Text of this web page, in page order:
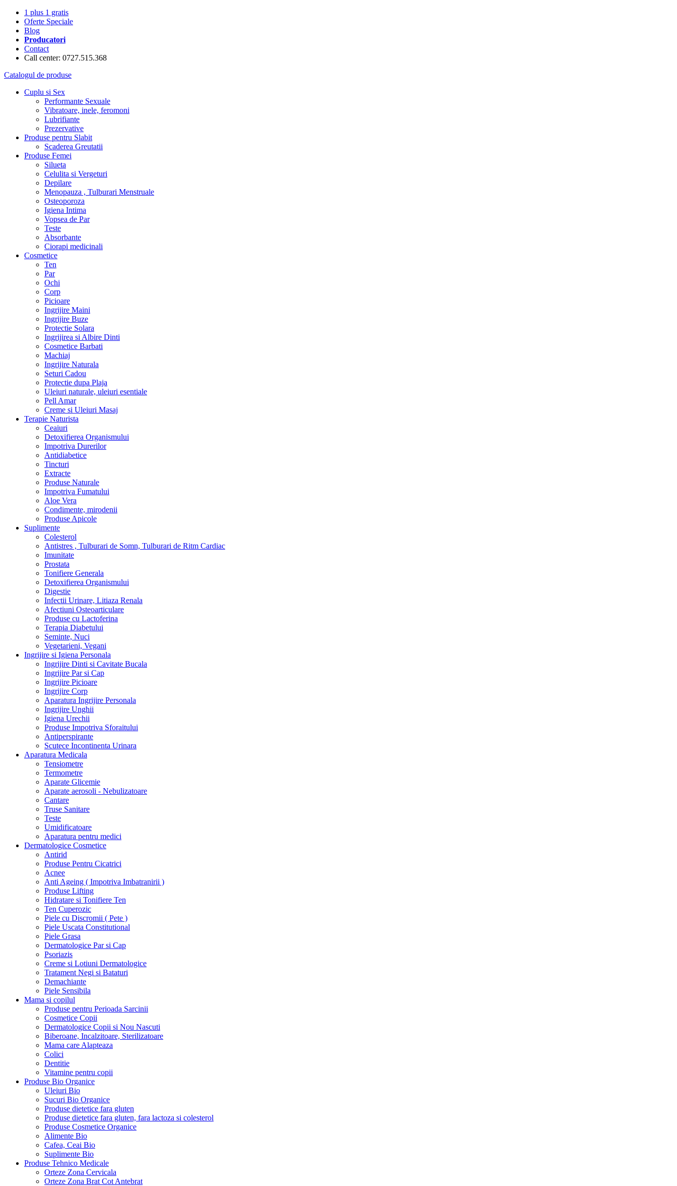
1 plus 1 gratis
Oferte Speciale
Blog
Producatori
Contact
Call center: 0727.515.368
Catalogul de produse
Cuplu si Sex
Performante Sexuale
Vibratoare, inele, feromoni
Lubrifiante
Prezervative
Produse pentru Slabit
Scaderea Greutatii
Produse Femei
Silueta
Celulita si Vergeturi
Depilare
Menopauza , Tulburari Menstruale
Osteoporoza
Igiena Intima
Vopsea de Par
Teste
Absorbante
Ciorapi medicinali
Cosmetice
Ten
Par
Ochi
Corp
Picioare
Ingrijire Maini
Ingrijire Buze
Protectie Solara
Ingrijirea si Albire Dinti
Cosmetice Barbati
Machiaj
Ingrijire Naturala
Seturi Cadou
Protectie dupa Plaja
Uleiuri naturale, uleiuri esentiale
Pell Amar
Creme si Uleiuri Masaj
Terapie Naturista
Ceaiuri
Detoxifierea Organismului
Impotriva Durerilor
Antidiabetice
Tincturi
Extracte
Produse Naturale
Impotriva Fumatului
Aloe Vera
Condimente, mirodenii
Produse Apicole
Suplimente
Colesterol
Antistres , Tulburari de Somn, Tulburari de Ritm Cardiac
Imunitate
Prostata
Tonifiere Generala
Detoxifierea Organismului
Digestie
Infectii Urinare, Litiaza Renala
Afectiuni Osteoarticulare
Produse cu Lactoferina
Terapia Diabetului
Seminte, Nuci
Vegetarieni, Vegani
Ingrijire si Igiena Personala
Ingrijire Dinti si Cavitate Bucala
Ingrijire Par si Cap
Ingrijire Picioare
Ingrijire Corp
Aparatura Ingrijire Personala
Ingrijire Unghii
Igiena Urechii
Produse Impotriva Sforaitului
Antiperspirante
Scutece Incontinenta Urinara
Aparatura Medicala
Tensiometre
Termometre
Aparate Glicemie
Aparate aerosoli - Nebulizatoare
Cantare
Truse Sanitare
Teste
Umidificatoare
Aparatura pentru medici
Dermatologice Cosmetice
Antirid
Produse Pentru Cicatrici
Acnee
Anti Ageing ( Impotriva Imbatranirii )
Produse Lifting
Hidratare si Tonifiere Ten
Ten Cuperozic
Piele cu Discromii ( Pete )
Piele Uscata Constitutional
Piele Grasa
Dermatologice Par si Cap
Psoriazis
Creme si Lotiuni Dermatologice
Tratament Negi si Bataturi
Demachiante
Piele Sensibila
Mama si copilul
Produse pentru Perioada Sarcinii
Cosmetice Copii
Dermatologice Copii si Nou Nascuti
Biberoane, Incalzitoare, Sterilizatoare
Mama care Alapteaza
Colici
Dentitie
Vitamine pentru copii
Produse Bio Organice
Uleiuri Bio
Sucuri Bio Organice
Produse dietetice fara gluten
Produse dietetice fara gluten, fara lactoza si colesterol
Produse Cosmetice Organice
Alimente Bio
Cafea, Ceai Bio
Suplimente Bio
Produse Tehnico Medicale
Orteze Zona Cervicala
Orteze Zona Brat Cot Antebrat